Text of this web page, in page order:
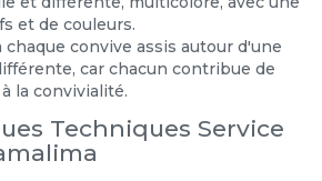
et de couleurs.
convive assis autour d'une
car chacun contribue de
la convivialité.
Techniques Service